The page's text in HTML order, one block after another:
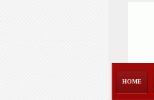
HOME